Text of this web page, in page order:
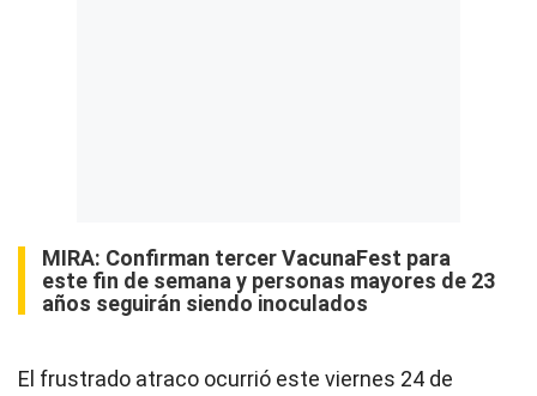
MIRA: Confirman tercer VacunaFest para
este fin de semana y personas mayores de 23
años seguirán siendo inoculados
El frustrado atraco ocurrió este viernes 24 de